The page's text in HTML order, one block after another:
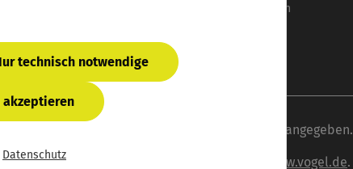
Unternehmen
Cookie-Einstellungen
ggf. Nachnahmegebühren, wenn nicht anders angegeben.
Unser gesamtes Angebot finden Sie unter www.vogel.de.
technisch notwendige
akzeptieren
Datenschutz